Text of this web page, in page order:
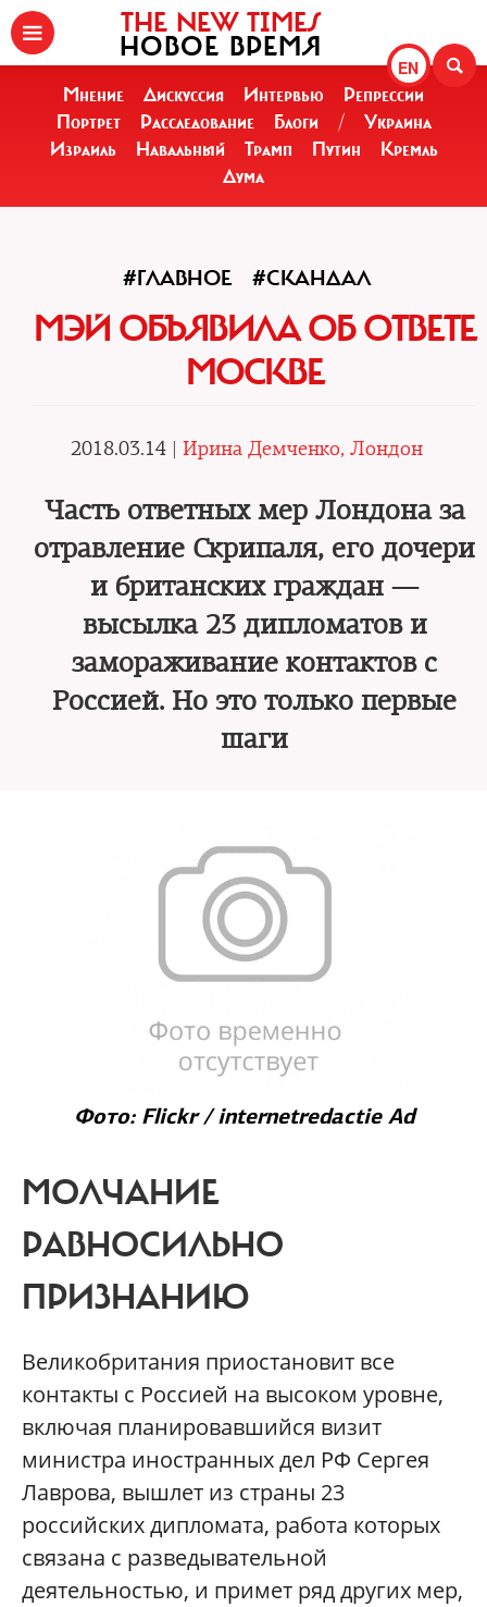
EN
THE NEW TIMES
НОВОЕ ВРЕМЯ
Мнение Дискуссия Интервью
Репрессии
Портрет
Расследование Блоги /
Украина
Израиль
Навальный Трамп Путин
Кремль
Дума
#ГЛАВНОЕ #СКАНДАЛ
МЭЙ ОБЪЯВИЛА ОБ ОТВЕТЕ
МОСКВЕ
2018.03.14 | Ирина Демченко, Лондон
Часть ответных мер Лондона за
отравление Скрипаля, его дочери
и британских граждан —
высылка 23 дипломатов и
замораживание контактов с
Россией. Но это только первые
шаги
Фото: Flickr / internetredactie Ad
МОЛЧАНИЕ
РАВНОСИЛЬНО
ПРИЗНАНИЮ
Великобритания приостановит все
контакты с Россией на высоком уровне,
включая планировавшийся визит
министра иностранных дел РФ Сергея
Лаврова, вышлет из страны 23
российских дипломата, работа которых
связана с разведывательной
деятельностью, и примет ряд других мер,